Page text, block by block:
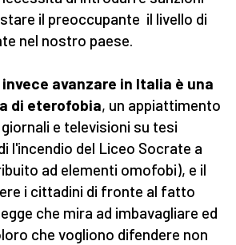
il preoccupante il livello di
nel nostro paese.
avanzare in Italia è una
di eterofobia, un appiattimento
e televisioni su tesi
l'incendio del Liceo Socrate a
ad elementi omofobi), e il
i cittadini di fronte al fatto
che mira ad imbavagliare ed
che vogliono difendere non